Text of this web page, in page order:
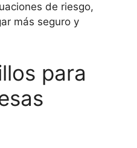
de riesgo,
más seguro y
para